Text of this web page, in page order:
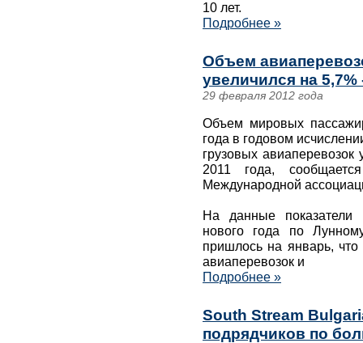
10 лет.
Подробнее »
Объем
увеличился на 5,7%
29 февраля 2012 года
Объем мировых
года в годовом
грузовых
2011 года,
Международной
На данные показатели
нового года по
пришлось на январь, что
авиаперевозок и
Подробнее »
South Stream
подрядчиков по